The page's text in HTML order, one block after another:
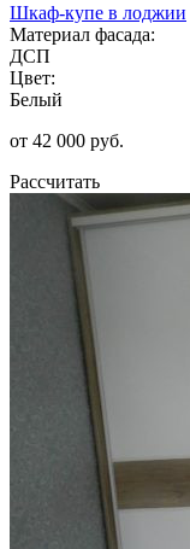
Шкаф-купе в лоджии
Материал фасада:
ДСП
Цвет:
Белый
от 42 000 руб.
Рассчитать